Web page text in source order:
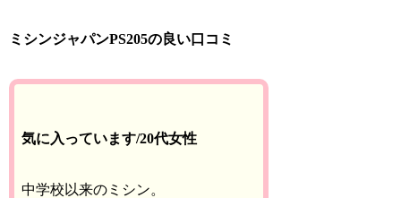
ミシンジャパンPS205の良い口コミ
気に入っています/20代女性
中学校以来のミシン。